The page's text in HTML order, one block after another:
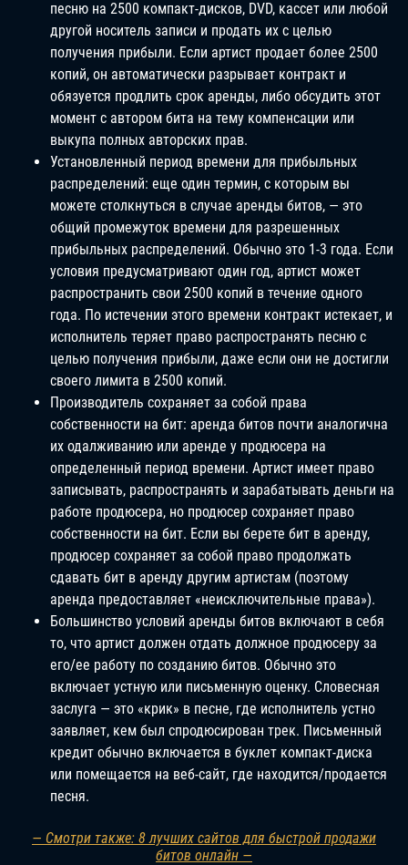
песню на 2500 компакт-дисков, DVD, кассет или любой
другой носитель записи и продать их с целью
получения прибыли. Если артист продает более 2500
копий, он автоматически разрывает контракт и
обязуется продлить срок аренды, либо обсудить этот
момент с автором бита на тему компенсации или
выкупа полных авторских прав.
Установленный период времени для прибыльных
распределений: еще один термин, с которым вы
можете столкнуться в случае аренды битов, — это
общий промежуток времени для разрешенных
прибыльных распределений. Обычно это 1-3 года. Если
условия предусматривают один год, артист может
распространить свои 2500 копий в течение одного
года. По истечении этого времени контракт истекает, и
исполнитель теряет право распространять песню с
целью получения прибыли, даже если они не достигли
своего лимита в 2500 копий.
Производитель сохраняет за собой права
собственности на бит: аренда битов почти аналогична
их одалживанию или аренде у продюсера на
определенный период времени. Артист имеет право
записывать, распространять и зарабатывать деньги на
работе продюсера, но продюсер сохраняет право
собственности на бит. Если вы берете бит в аренду,
продюсер сохраняет за собой право продолжать
сдавать бит в аренду другим артистам (поэтому
аренда предоставляет «неисключительные права»).
Большинство условий аренды битов включают в себя
то, что артист должен отдать должное продюсеру за
его/ее работу по созданию битов. Обычно это
включает устную или письменную оценку. Словесная
заслуга — это «крик» в песне, где исполнитель устно
заявляет, кем был спродюсирован трек. Письменный
кредит обычно включается в буклет компакт-диска
или помещается на веб-сайт, где находится/продается
песня.
— Смотри также: 8 лучших сайтов для быстрой продажи
битов онлайн —